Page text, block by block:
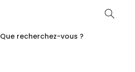
Que recherchez-vous ?